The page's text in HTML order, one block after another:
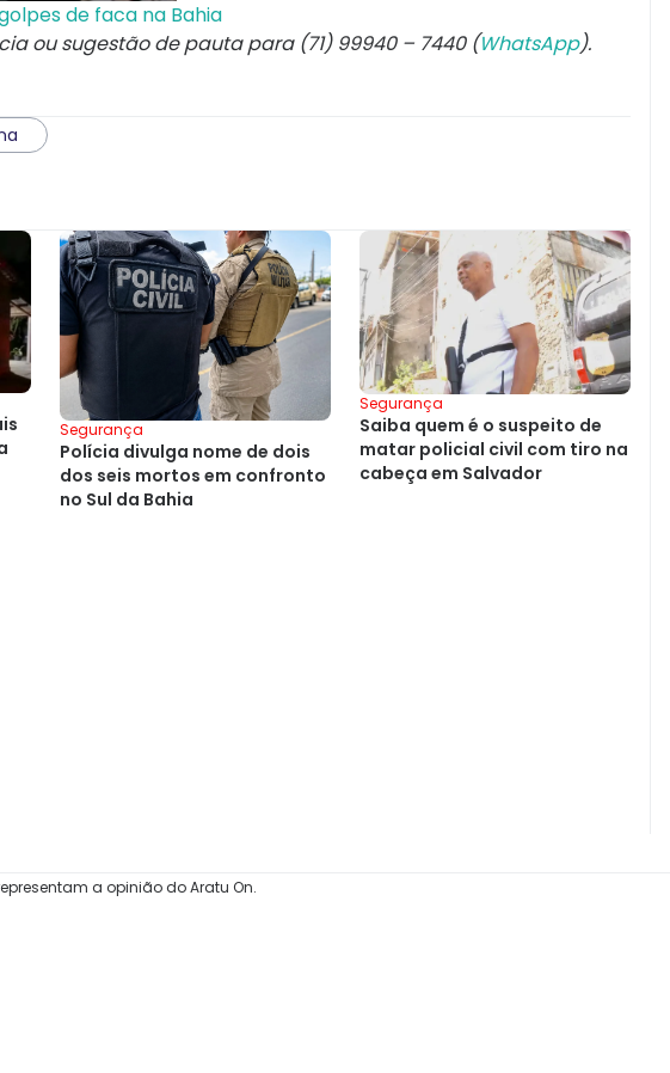
de faca na Bahia
ou sugestão de pauta para (71) 99940 – 7440 (WhatsApp).
Segurança
Polícia divulga nome de dois
dos seis mortos em confronto
no Sul da Bahia
Segurança
Saiba quem é o suspeito de
matar policial civil com tiro na
cabeça em Salvador
a opinião do Aratu On.